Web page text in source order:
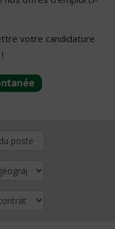
votre candidature